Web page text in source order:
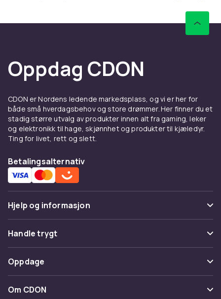
Oppdag CDON
CDON er Nordens ledende markedsplass, og vi er her for
både små hverdagsbehov og store drømmer. Her finner du et
stadig større utvalg av produkter innen alt fra gaming, leker
og elektronikk til hage, skjønnhet og produkter til kjæledyr.
Ting for livet, rett og slett.
Betalingsalternativ
Hjelp og informasjon
Vanlige spørsmål
Spor pakke
Angre & returner her
Kontakt oss
Handle trygt
Betaling
Levering
Oppdage
Kategorier
Om CDON